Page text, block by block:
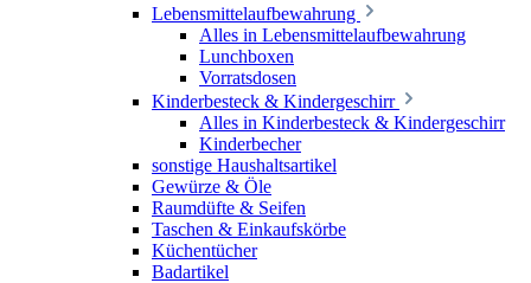
Lebensmittelaufbewahrung
Alles in Lebensmittelaufbewahrung
Lunchboxen
Vorratsdosen
Kinderbesteck & Kindergeschirr
Alles in Kinderbesteck & Kindergeschirr
Kinderbecher
sonstige Haushaltsartikel
Gewürze & Öle
Raumdüfte & Seifen
Taschen & Einkaufskörbe
Küchentücher
Badartikel